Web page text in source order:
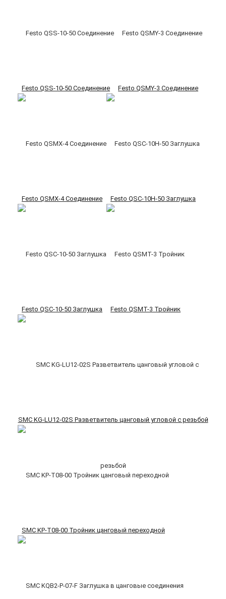
Festo QSS-10-50 Соединение Festo QSMY-3 Соединение
Festo QSMX-4 Соединение Festo QSC-10H-50 Заглушка
Festo QSC-10-50 Заглушка Festo QSMT-3 Тройник
SMC KG-LU12-02S Разветвитель цанговый угловой с резьбой
SMC KP-T08-00 Тройник цанговый переходной